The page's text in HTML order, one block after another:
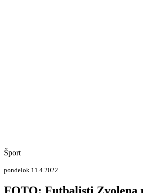
Šport
pondelok 11.4.2022